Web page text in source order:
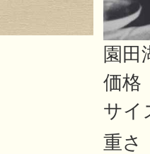
園田
価格
サイ
重さ